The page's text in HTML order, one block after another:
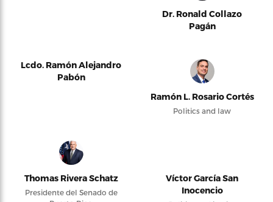
Dr. Ronald Collazo
Pagán
Lcdo. Ramón Alejandro
Pabón
Ramón L. Rosario Cortés
Politics and law
Thomas Rivera Schatz
Presidente del Senado de
Víctor García San
Inocencio